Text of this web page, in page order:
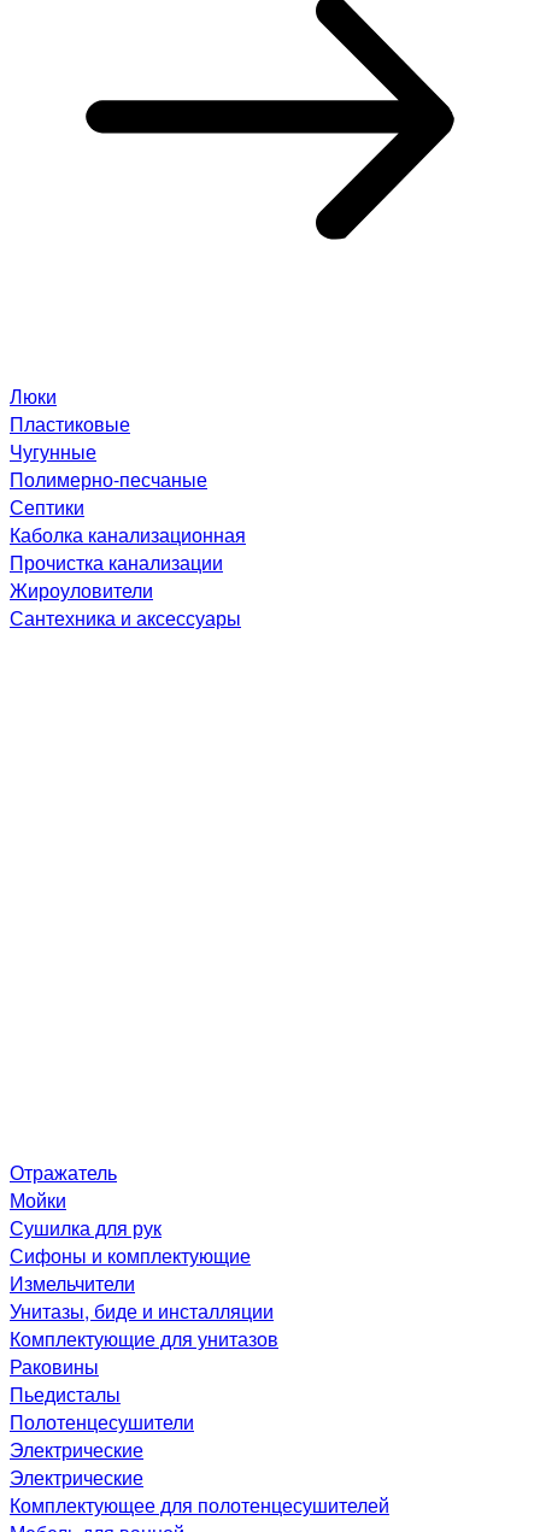
Люки
Пластиковые
Чугунные
Полимерно-песчаные
Септики
Каболка канализационная
Прочистка канализации
Жироуловители
Сантехника и аксессуары
Отражатель
Мойки
Сушилка для рук
Сифоны и комплектующие
Измельчители
Унитазы, биде и инсталляции
Комплектующие для унитазов
Раковины
Пьедисталы
Полотенцесушители
Электрические
Электрические
Комплектующее для полотенцесушителей